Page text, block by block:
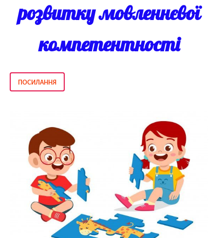
розвитку мовленнєвої
компетентності
ПОСИЛАННЯ